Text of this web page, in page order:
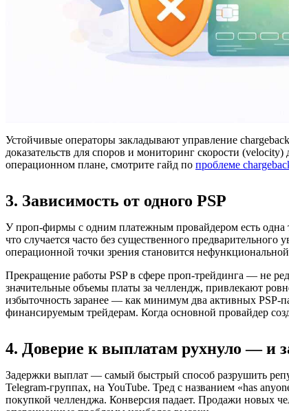
Устойчивые операторы закладывают управление
доказательств для споров и мониторинг скорости
операционном плане, смотрите гайд по проблеме
3. Зависимость от одного PSP
У проп-фирмы с одним платежным провайдером есть одна
что случается часто без существенного
операционной точки зрения становится
Прекращение работы PSP в сфере проп-трейдинга — не
значительные объемы платы за челлендж, привлекают
избыточность заранее — как минимум два активных PSP-
финансируемым трейдерам. Когда основной провайдер
4. Доверие к выплатам рухнуло — и
Задержки выплат — самый быстрый способ разрушить
Telegram-группах, на YouTube. Тред с названием «has
покупкой челленджа. Конверсия падает. Продажи новых